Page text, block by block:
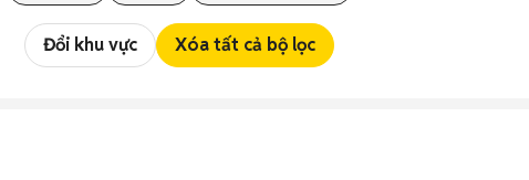
Đổi khu vực Xóa tất cả bộ lọc